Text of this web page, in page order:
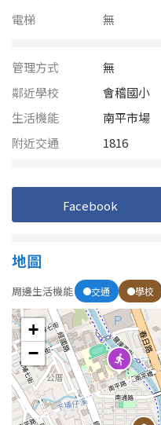
雲林縣
嘉義縣
台南市
花蓮縣
金門連江
60~70 坪
樓層
不拘
1樓
3樓
5~10樓
電梯
無
管理方式
無
鄰近學校
會稽國小
生活機能
南平市場
附近交通
1816
Facebook
地圖
周邊生活機能 交通 學校
+
−